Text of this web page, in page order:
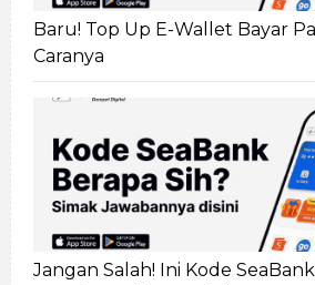
Baru! Top Up E-Wallet Bayar
Caranya
Jangan Salah! Ini Kode